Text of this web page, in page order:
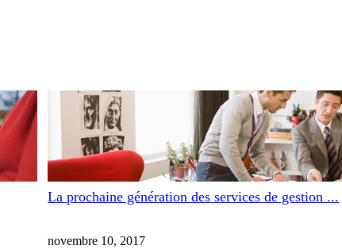
La prochaine génération des services de gestion ...
novembre 10, 2017